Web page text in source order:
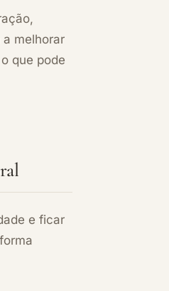
melhorar
que pode
e ficar